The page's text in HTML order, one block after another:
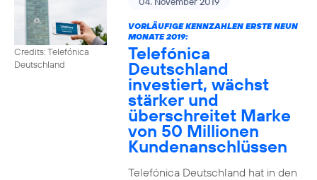
Credits: Telefónica
Deutschland
VORLÄUFIGE KENNZAHLEN ERSTE NEUN
MONATE 2019:
Telefónica
Deutschland
investiert, wächst
stärker und
überschreitet Marke
von 50 Millionen
Kundenanschlüssen
Telefónica Deutschland hat in den